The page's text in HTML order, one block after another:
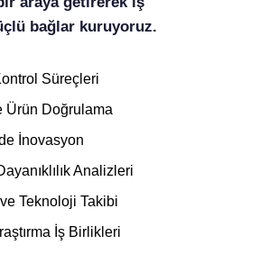
bağlar kuruyoruz.
Süreçleri
Ürün Doğrulama
İnovasyon
Analizleri
Teknoloji Takibi
İş Birlikleri